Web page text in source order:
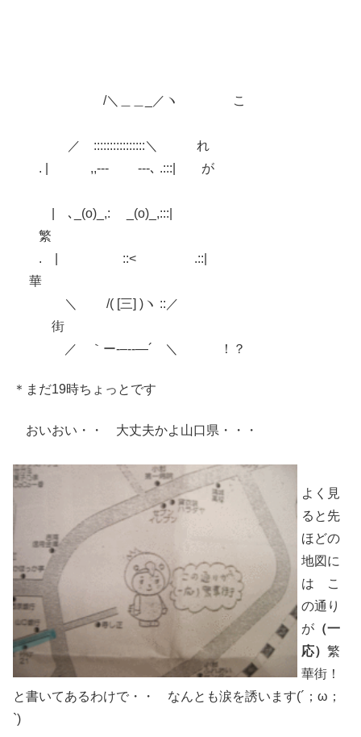
/＼＿＿_／ヽ こ
／ ::::::::::::::::＼ れ
. | ,,-‐‐ ‐‐-､ .:::| が
| ､_(o)_,: _(o)_,:::|
繁
. | ::< .::|
華
＼ /( [三] )ヽ ::／
街
／ ｀ー‐–‐‐―´ ＼ ！？
＊まだ19時ちょっとです
おいおい・・ 大丈夫かよ山口県・・・
よく見
ると先
ほどの
地図に
は こ
の通り
が （一
応） 繁
華街！
と書いてあるわけで・・ なんとも涙を誘います(´；ω；
`)